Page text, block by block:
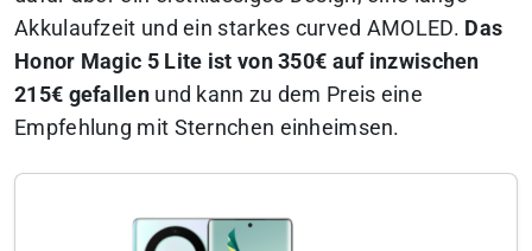
Akkulaufzeit und ein starkes curved AMOLED. Das
Honor Magic 5 Lite ist von 350€ auf inzwischen
215€ gefallenund kann zu dem Preis eine
Empfehlung mit Sternchen einheimsen.